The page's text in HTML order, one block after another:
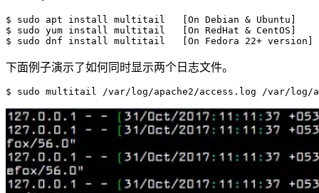
$ sudo apt install multitail   [On Debian & Ubuntu]
$ sudo yum install multitail   [On RedHat & CentOS]
下面例子演示了如何同时显示两个日志文件。